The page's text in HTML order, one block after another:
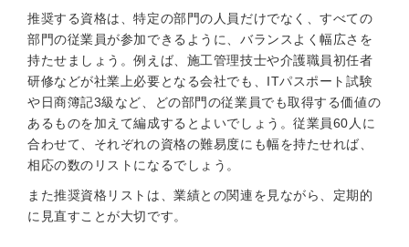
推奨する資格は、特定の部門の人員だけでなく、すべての
部門の従業員が参加できるように、バランスよく幅広さを
持たせましょう。例えば、施工管理技士や介護職員初任者
研修などが社業上必要となる会社でも、ITパスポート試験
や日商簿記3級など、どの部門の従業員でも取得する価値の
あるものを加えて編成するとよいでしょう。従業員60人に
合わせて、それぞれの資格の難易度にも幅を持たせれば、
相応の数のリストになるでしょう。
また推奨資格リストは、業績との関連を見ながら、定期的
に見直すことが大切です。